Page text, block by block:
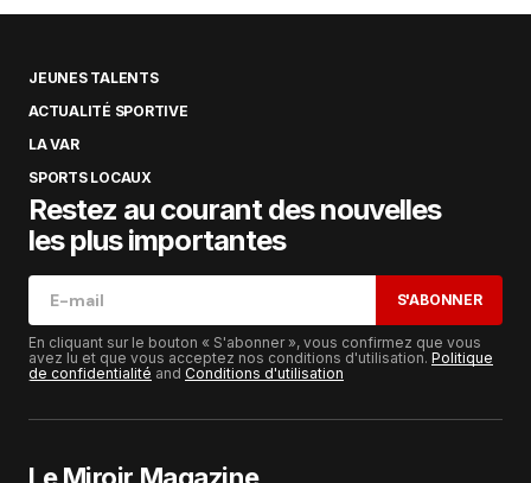
JEUNES TALENTS
ACTUALITÉ SPORTIVE
LA VAR
SPORTS LOCAUX
Restez au courant des nouvelles
les plus importantes
S'ABONNER
En cliquant sur le bouton « S'abonner », vous confirmez que vous
avez lu et que vous acceptez nos conditions d'utilisation. Politique
de confidentialité and Conditions d'utilisation